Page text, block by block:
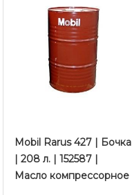
Mobil Rarus 427 | Бочка
| 208 л. | 152587 |
Масло компрессорное